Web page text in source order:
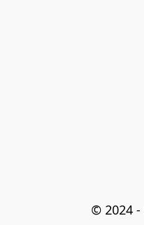
© 2024 -